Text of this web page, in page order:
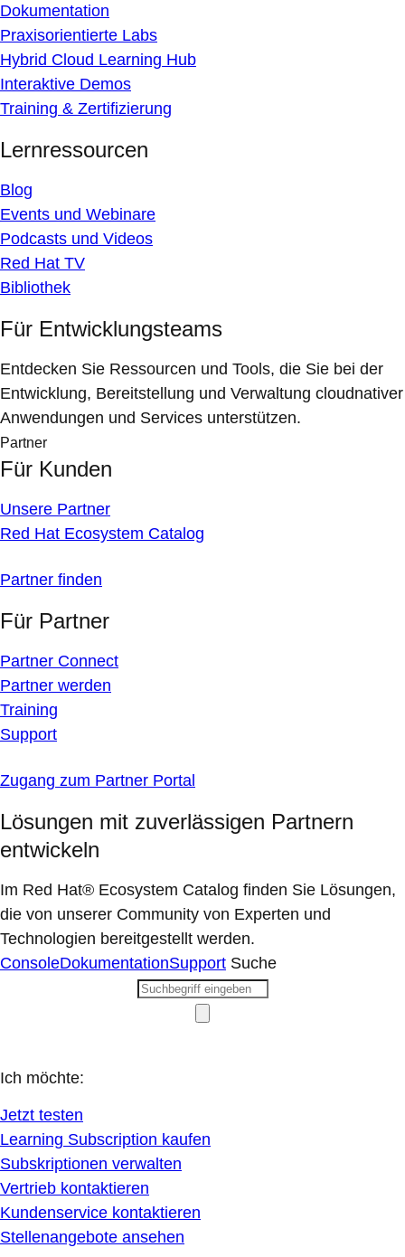
Dokumentation
Praxisorientierte Labs
Hybrid Cloud Learning Hub
Interaktive Demos
Training & Zertifizierung
Lernressourcen
Blog
Events und Webinare
Podcasts und Videos
Red Hat TV
Bibliothek
Für Entwicklungsteams
Entdecken Sie Ressourcen und Tools, die Sie bei der
Entwicklung, Bereitstellung und Verwaltung cloudnativer
Anwendungen und Services unterstützen.
Partner
Für Kunden
Unsere Partner
Red Hat Ecosystem Catalog
Partner finden
Für Partner
Partner Connect
Partner werden
Training
Support
Zugang zum Partner Portal
Lösungen mit zuverlässigen Partnern
entwickeln
Im Red Hat® Ecosystem Catalog finden Sie Lösungen,
die von unserer Community von Experten und
Technologien bereitgestellt werden.
ConsoleDokumentationSupport Suche
Ich möchte:
Jetzt testen
Learning Subscription kaufen
Subskriptionen verwalten
Vertrieb kontaktieren
Kundenservice kontaktieren
Stellenangebote ansehen